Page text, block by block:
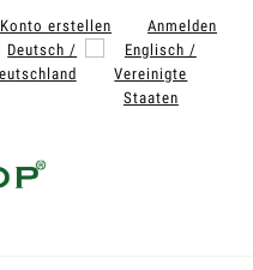
Konto erstellen Anmelden